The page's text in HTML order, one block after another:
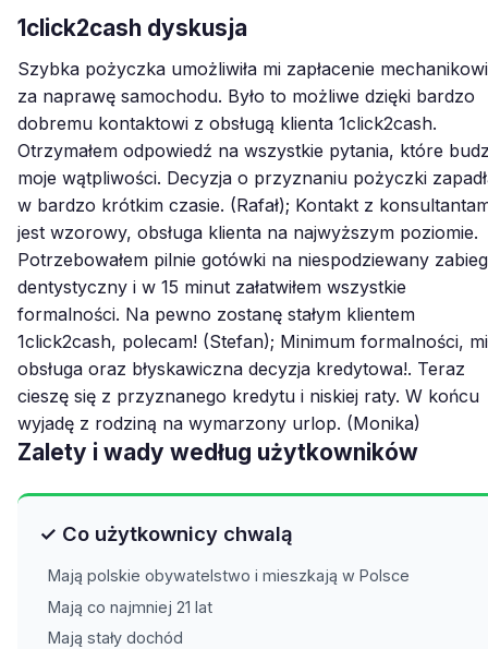
1click2cash dyskusja
Szybka pożyczka umożliwiła mi zapłacenie mechanikowi
za naprawę samochodu. Było to możliwe dzięki bardzo
dobremu kontaktowi z obsługą klienta 1click2cash.
Otrzymałem odpowiedź na wszystkie pytania, które
moje wątpliwości. Decyzja o przyznaniu pożyczki
w bardzo krótkim czasie. (Rafał); Kontakt z
jest wzorowy, obsługa klienta na najwyższym poziomie.
Potrzebowałem pilnie gotówki na niespodziewany zabieg
dentystyczny i w 15 minut załatwiłem wszystkie
formalności. Na pewno zostanę stałym klientem
1click2cash, polecam! (Stefan); Minimum formalności,
obsługa oraz błyskawiczna decyzja kredytowa!. Teraz
cieszę się z przyznanego kredytu i niskiej raty. W końcu
wyjadę z rodziną na wymarzony urlop. (Monika)
Zalety i wady według użytkowników
✓ Co użytkownicy chwalą
Mają polskie obywatelstwo i mieszkają w Polsce
Mają co najmniej 21 lat
Mają stały dochód